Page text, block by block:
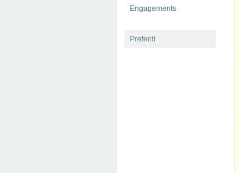
Engagements
Preferiti